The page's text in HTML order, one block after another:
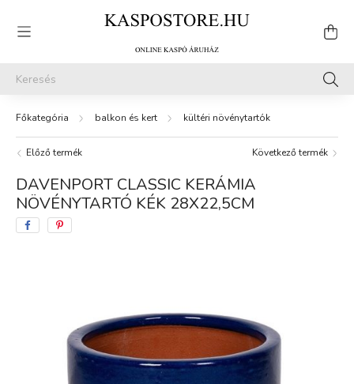
balkon és kert kültéri növénytartók
Előző termék Következő termék
DAVENPORT CLASSIC KERÁMIA
NÖVÉNYTARTÓ KÉK 28X22,5CM